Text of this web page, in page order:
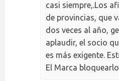
casi siempre,.Los
de provincias, que
dos veces al año,
aplaudir, el socio
es más exigente.
El Marca